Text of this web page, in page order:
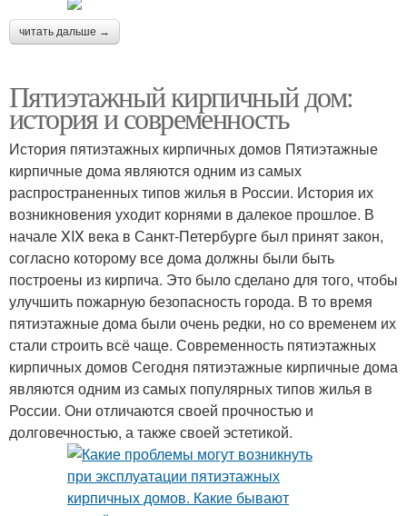
читать дальше →
Пятиэтажный кирпичный дом:
история и современность
История пятиэтажных кирпичных домов Пятиэтажные
кирпичные дома являются одним из самых
распространенных типов жилья в России. История их
возникновения уходит корнями в далекое прошлое. В
начале XIX века в Санкт-Петербурге был принят закон,
согласно которому все дома должны были быть
построены из кирпича. Это было сделано для того, чтобы
улучшить пожарную безопасность города. В то время
пятиэтажные дома были очень редки, но со временем их
стали строить всё чаще. Современность пятиэтажных
кирпичных домов Сегодня пятиэтажные кирпичные дома
являются одним из самых популярных типов жилья в
России. Они отличаются своей прочностью и
долговечностью, а также своей эстетикой.